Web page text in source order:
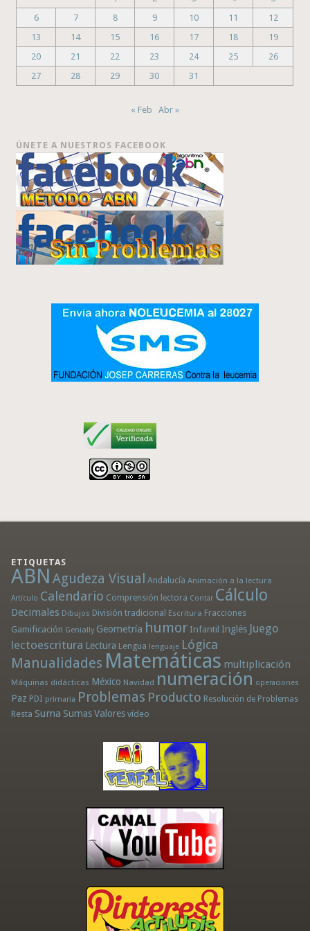
6
7 8 9 10 11
12
13
14 15 16 17 18
19
20
21 22 23 24 25
26
27
28 29 30 31
« Feb Abr »
ÚNETE A NUESTROS FACEBOOK
ETIQUETAS
ABN Agudeza Visual Andalucía Animación a la lectura
Artículo Calendario Comprensión lectora Contar Cálculo
Decimales Dibujos División tradicional Escritura Fracciones
Gamificación Genially Geometría humor Infantil Inglés Juego
lectoescritura Lectura Lengua lenguaje Lógica
Manualidades Matemáticas multiplicación
Máquinas didácticas México Navidad numeración operaciones
Paz PDI primaria Problemas Producto Resolución de Problemas
Resta Suma Sumas Valores vídeo